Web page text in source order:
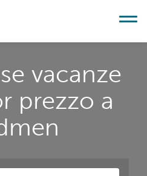
vacanze
prezzo a